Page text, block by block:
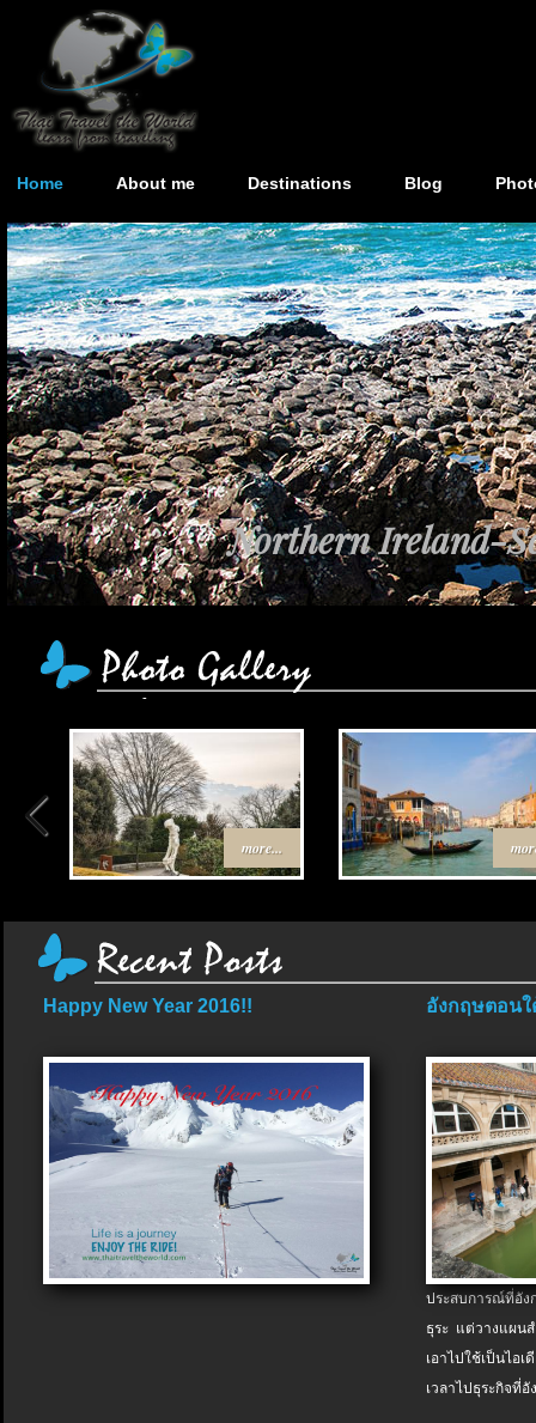
Home About me Destinations Blog
Northern Ireland-
more...
Happy New Year 2016!! อังกฤษตอนใ
ประสบการณ์ที่อัง
ธุระ แต่วางแผน
เอาไปใช้เป็นไอ
เวลาไปธุระกิจที่อั